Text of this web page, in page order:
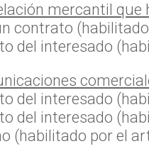
mercantil
contrato
del interesado
del interesado
del interesado
(habilitado por el